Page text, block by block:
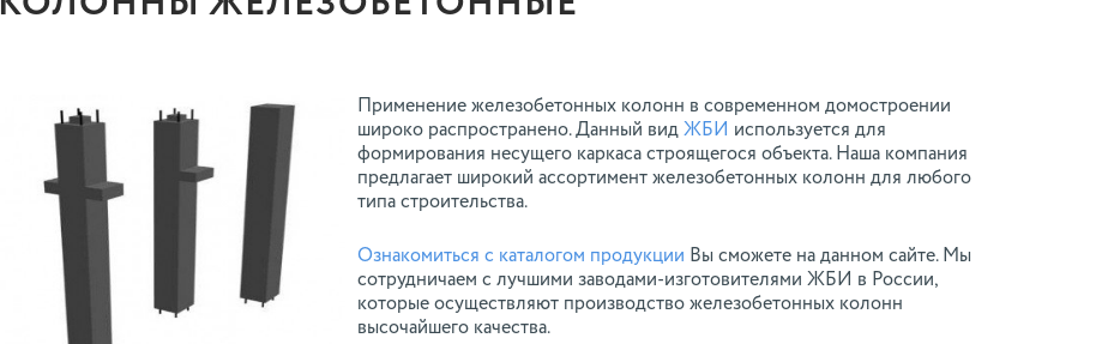
Применение железобетонных колонн в современном домостроении
широко распространено. Данный вид ЖБИ используется для
формирования несущего каркаса строящегося объекта. Наша компания
предлагает широкий ассортимент железобетонных колонн для любого
типа строительства.
Ознакомиться с каталогом продукции Вы сможете на данном сайте. Мы
сотрудничаем с лучшими заводами-изготовителями ЖБИ в России,
которые осуществляют производство железобетонных колонн
высочайшего качества.